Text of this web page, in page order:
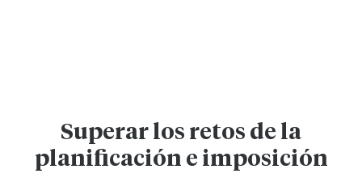
Superar los retos de la
planificación e imposición